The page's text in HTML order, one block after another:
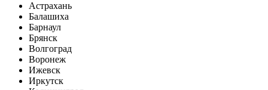
Астрахань
Балашиха
Барнаул
Брянск
Волгоград
Воронеж
Ижевск
Иркутск